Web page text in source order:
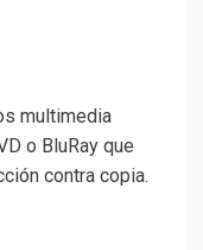
multimedia
o BluRay que
contra copia.